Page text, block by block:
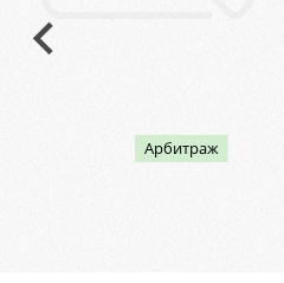
Арбитраж